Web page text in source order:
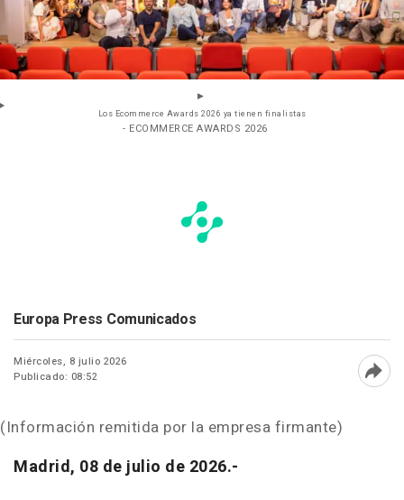
Los Ecommerce Awards 2026 ya tienen finalistas
- ECOMMERCE AWARDS 2026
Europa Press Comunicados
Miércoles, 8 julio 2026
Publicado: 08:52
(Información remitida por la empresa firmante)
Madrid, 08 de julio de 2026.-